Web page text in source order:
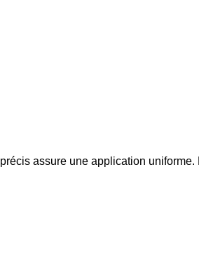
assure une application